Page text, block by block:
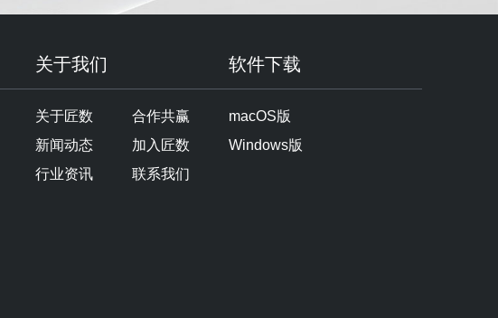
关于我们
关于匠数
新闻动态
行业资讯
合作共赢
加入匠数
联系我们
软件下载
macOS版
Windows版